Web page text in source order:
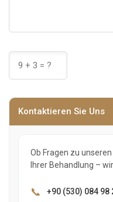
Kontaktieren Sie Uns
Ob Fragen zu
Ihrer Behandlung –
📞 +90 (530) 084 98